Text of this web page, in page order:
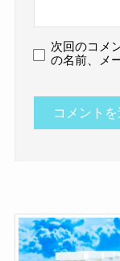
次回のコメ
の名前、メ